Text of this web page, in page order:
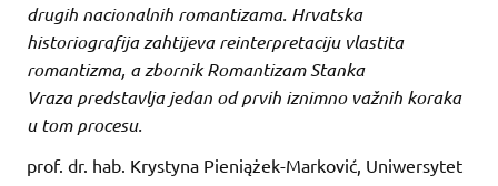
drugih nacionalnih romantizama. Hrvatska
historiografija zahtijeva reinterpretaciju vlastita
romantizma, a zbornik Romantizam Stanka
Vraza predstavlja jedan od prvih iznimno važnih koraka
u tom procesu.
prof. dr. hab. Krystyna Pieniążek-Marković, Uniwersytet